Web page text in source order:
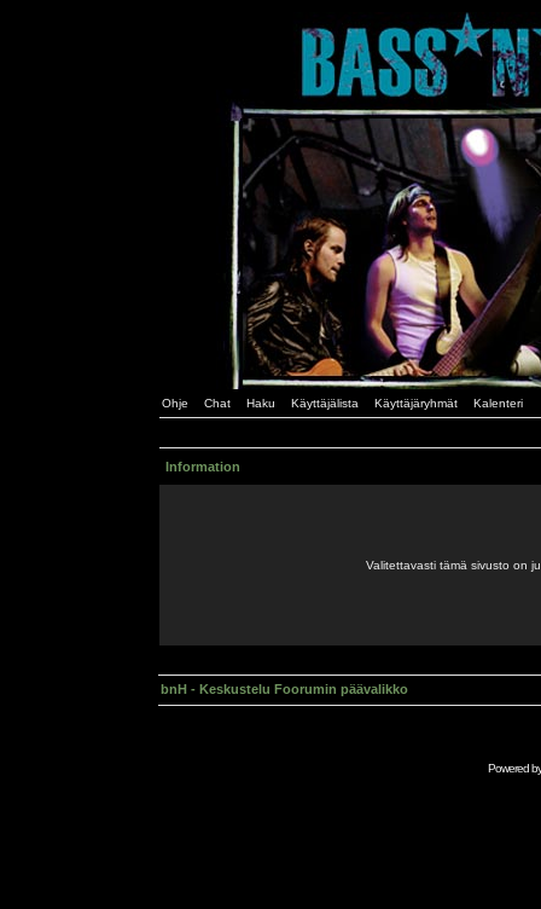
Ohje Chat Haku Käyttäjälista Käyttäjäryhmät Kalenteri
Information
Valitettavasti tämä sivusto on
bnH - Keskustelu Foorumin päävalikko
Powered